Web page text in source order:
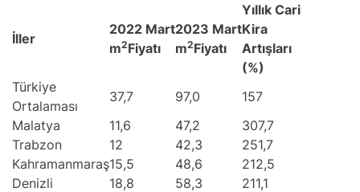
İller
2022 Mart
m2Fiyatı
2023 Mart
m2Fiyatı
Yıllık Cari
Kira
Artışları
(%)
Türkiye
Ortalaması
37,7 97,0
157
Malatya
11,6 47,2
307,7
Trabzon
12 42,3
251,7
Kahramanmaraş15,5 48,6
212,5
Denizli
18,8 58,3
211,1